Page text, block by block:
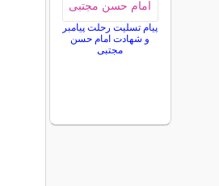
پیام تسلیت رحلت پیامبر
و شهادت امام حسن
مجتبی